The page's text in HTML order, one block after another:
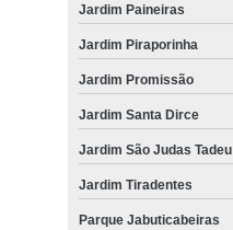
Jardim Paineiras
Jardim Piraporinha
Jardim Promissão
Jardim Santa Dirce
Jardim São Judas Tadeu
Jardim Tiradentes
Parque Jabuticabeiras